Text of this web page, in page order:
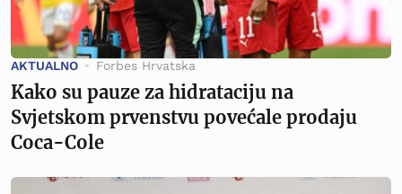
AKTUALNO Forbes Hrvatska
Kako su pauze za hidrataciju na
Svjetskom prvenstvu povećale prodaju
Coca-Cole